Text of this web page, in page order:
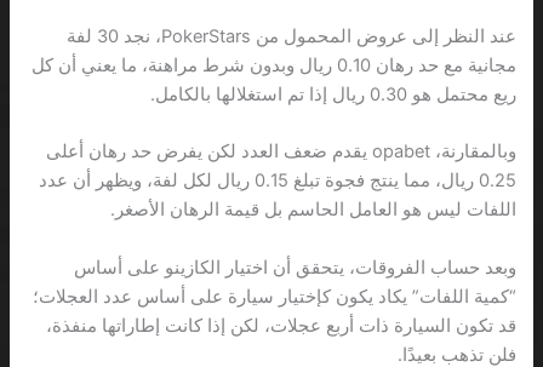
عند النظر إلى عروض المحمول من PokerStars، نجد 30 لفة
مجانية مع حد رهان 0.10 ريال وبدون شرط مراهنة، ما يعني أن كل
ريع محتمل هو 0.30 ريال إذا تم استغلالها بالكامل.
وبالمقارنة، opabet يقدم ضعف العدد لكن يفرض حد رهان أعلى
0.25 ريال، مما ينتج فجوة تبلغ 0.15 ريال لكل لفة، ويظهر أن عدد
اللفات ليس هو العامل الحاسم بل قيمة الرهان الأصغر.
وبعد حساب الفروقات، يتحقق أن اختيار الكازينو على أساس
“كمية اللفات” يكاد يكون كإختيار سيارة على أساس عدد العجلات؛
قد تكون السيارة ذات أربع عجلات، لكن إذا كانت إطاراتها منفذة،
فلن تذهب بعيدًا.